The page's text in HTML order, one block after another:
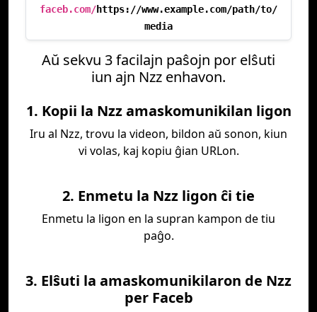
faceb.com/https://www.example.com/path/to/
media
Aŭ sekvu 3 facilajn paŝojn por elŝuti
iun ajn Nzz enhavon.
1. Kopii la Nzz amaskomunikilan ligon
Iru al Nzz, trovu la videon, bildon aŭ sonon, kiun
vi volas, kaj kopiu ĝian URLon.
2. Enmetu la Nzz ligon ĉi tie
Enmetu la ligon en la supran kampon de tiu
paĝo.
3. Elŝuti la amaskomunikilaron de Nzz
per Faceb